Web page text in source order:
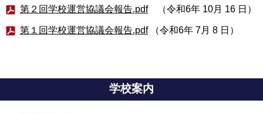
第２回学校運営協議会報告.pdf（令和6年10月 16 日）
第１回学校運営協議会報告.pdf （令和6年7月 8 日）
学校案内